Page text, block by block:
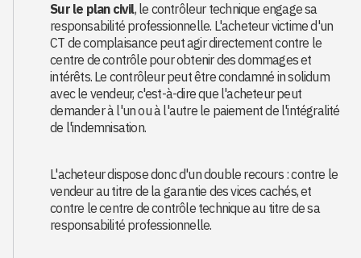
Sur le plan civil, le contrôleur technique engage sa
responsabilité professionnelle. L'acheteur victime d'un
CT de complaisance peut agir directement contre le
centre de contrôle pour obtenir des dommages et
intérêts. Le contrôleur peut être condamné in solidum
avec le vendeur, c'est-à-dire que l'acheteur peut
demander à l'un ou à l'autre le paiement de l'intégralité
de l'indemnisation.
L'acheteur dispose donc d'un double recours : contre le
vendeur au titre de la garantie des vices cachés, et
contre le centre de contrôle technique au titre de sa
responsabilité professionnelle.